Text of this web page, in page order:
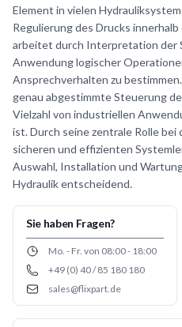
Element in vielen
Regulierung des Drucks
arbeitet durch Interpretation der
Anwendung logischer
Ansprechverhalten zu
genau abgestimmte Steuerung
Vielzahl von industriellen
ist. Durch seine zentrale Rolle
sicheren und effizienten
Auswahl, Installation und
Hydraulik entscheidend.
Sie haben Fragen?
Opening hours
Mo. - Fr. von 08:00 - 18:00
Phone number
+49 (0) 40 / 85 180 180
Emailsales@flixpart.de